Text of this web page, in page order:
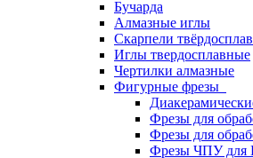
Бучарда
Алмазные иглы
Скарпели
Иглы твердосплавные
Чертилки алмазные
Фигурные фрезы
Фрезы для
Фрезы для
Фрезы ЧПУ